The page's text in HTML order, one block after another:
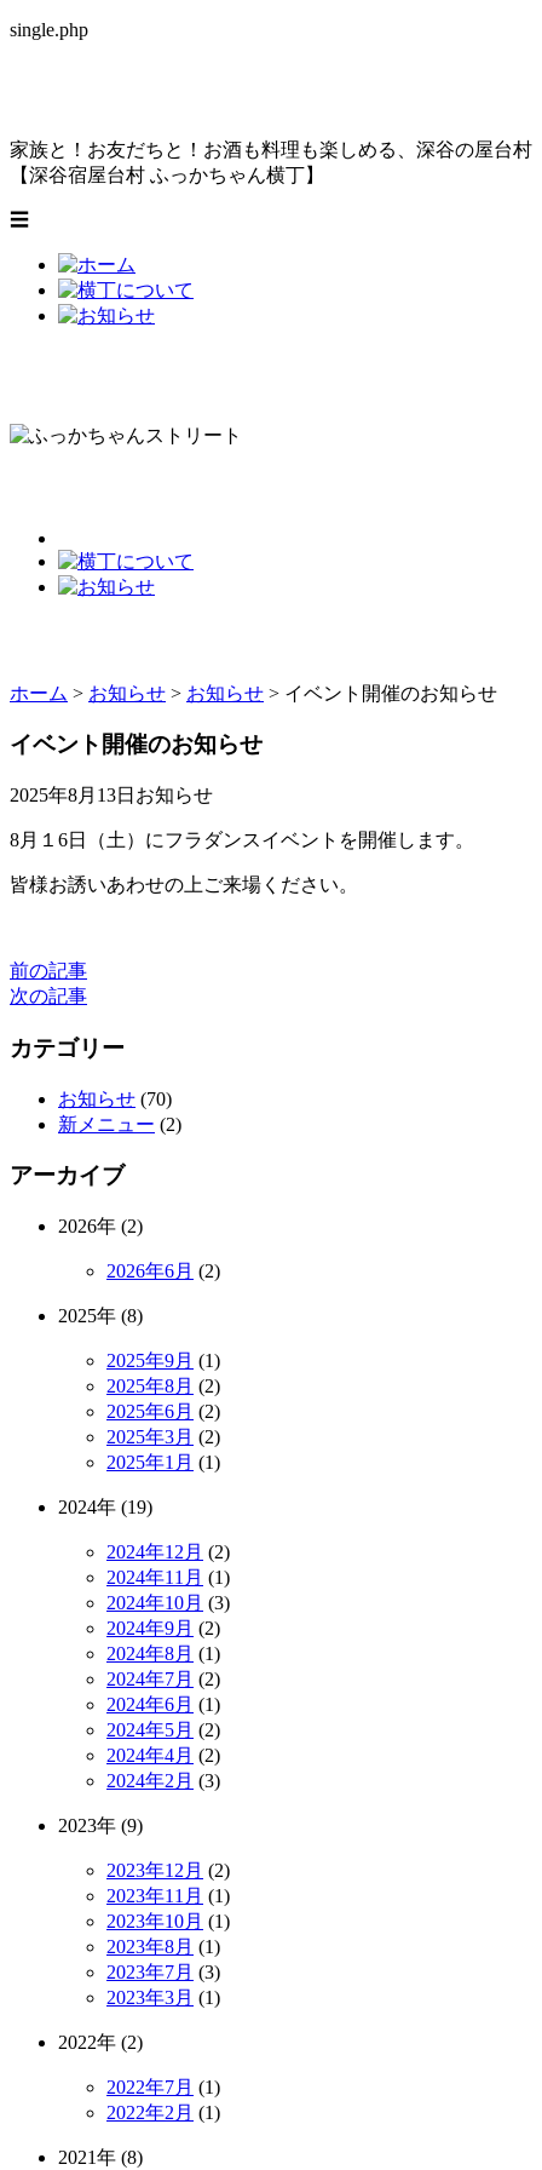
single.php
家族と！お友だちと！お酒も料理も楽しめる、 深谷の屋台村
【深谷宿屋台村 ふっかちゃん横丁】
☰
ホーム > お知らせ > お知らせ > イベント開催のお知らせ
イベント開催のお知らせ
2025年8月13日 お知らせ
8月１6日（土）にフラダンスイベントを開催します。
皆様お誘いあわせの上ご来場ください。
前の記事
次の記事
カテゴリー
お知らせ (70)
新メニュー (2)
アーカイブ
2026年 (2)
2026年6月 (2)
2025年 (8)
2025年9月 (1)
2025年8月 (2)
2025年6月 (2)
2025年3月 (2)
2025年1月 (1)
2024年 (19)
2024年12月 (2)
2024年11月 (1)
2024年10月 (3)
2024年9月 (2)
2024年8月 (1)
2024年7月 (2)
2024年6月 (1)
2024年5月 (2)
2024年4月 (2)
2024年2月 (3)
2023年 (9)
2023年12月 (2)
2023年11月 (1)
2023年10月 (1)
2023年8月 (1)
2023年7月 (3)
2023年3月 (1)
2022年 (2)
2022年7月 (1)
2022年2月 (1)
2021年 (8)